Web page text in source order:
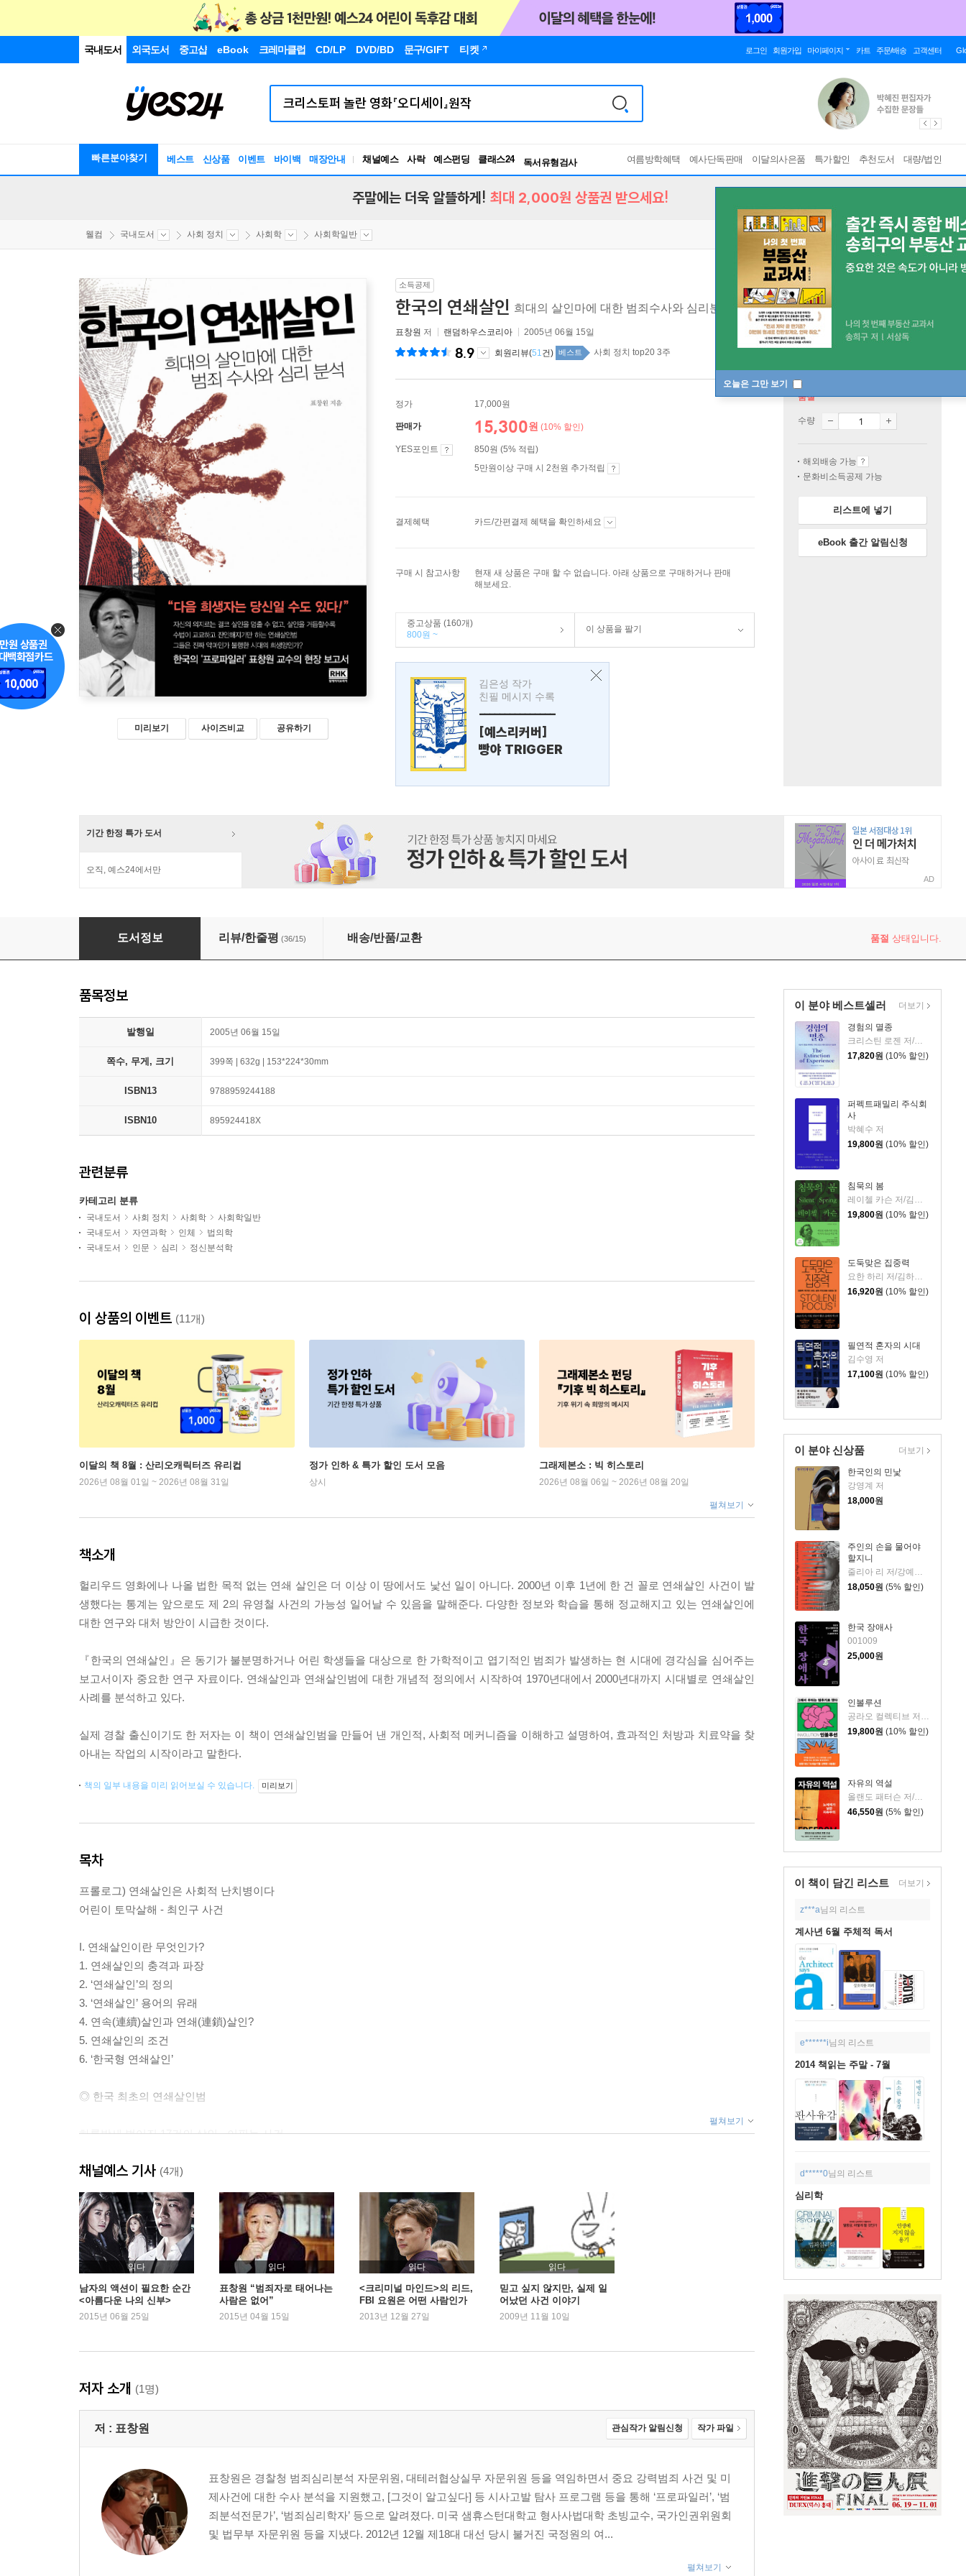
국내도서 외국도서 중고샵 eBook 크레마클럽 CD/LP DVD/BD 문구/GIFT 티켓 로그인 회원가입 마이페이지 카트 주문/배송 고객센터
빠른분야찾기 베스트 신상품 이벤트 바이백 매장안내 채널예스 사락 예스펀딩 클래스24
독서유형검사
RBTI Lab
여름방학혜택 예사단독판매 이달의사은품 특가할인 추천도서 대량/법인
오늘은 그만 보기
주말에는 더욱 알뜰하게! 최대 2,000원 상품권 받으세요!
웰컴 국내도서 사회 정치 사회학 사회학일반
미리보기 사이즈비교 공유하기
소득공제
한국의 연쇄살인 희대의 살인마에 대한 범죄수사와 심리분석
표창원 저 랜덤하우스코리아 2005년 06월 15일
8.9 회원리뷰(51건) 베스트 사회 정치 top20 3주
정가 17,000원
판매가 15,300원 (10% 할인)
YES포인트
850원 (5% 적립)
5만원이상 구매 시 2천원 추가적립
결제혜택 카드/간편결제 혜택을 확인하세요
구매 시 참고사항
현재 새 상품은 구매 할 수 없습니다. 아래 상품으로 구매하거나 판매
해보세요.
중고상품 (160개)
800원 ~
이 상품을 팔기
김은성 작가
친필 메시지 수록
---------------
[예스리커버]
빵야 TRIGGER
품절
수량
해외배송 가능
문화비소득공제 가능
리스트에 넣기
eBook 출간 알림신청
기간 한정 특가 도서
오직, 예스24에서만
AD
한국의 연쇄살인
도서정보 리뷰/한줄평 (36/15) 배송/반품/교환 품절 상태입니다.
이 분야 베스트셀러
경험의 멸종
크리스틴 로젠 저/이영래 역
17,820원 (10% 할인)
퍼펙트패밀리 주식회
사
박혜수 저
19,800원 (10% 할인)
침묵의 봄
레이첼 카슨 저/김은령 역/홍욱희 감수
19,800원 (10% 할인)
도둑맞은 집중력
요한 하리 저/김하현 역
16,920원 (10% 할인)
필연적 혼자의 시대
김수영 저
17,100원 (10% 할인)
더보기
이 분야 신상품
한국인의 민낯
강영계 저
18,000원
주인의 손을 물어야
할지니
18,050원 (5% 할인)
한국 장애사
001009
25,000원
인볼루션
19,800원 (10% 할인)
자유의 역설
올랜도 패터슨 저/김혁 역
46,550원 (5% 할인)
더보기
이 책이 담긴 리스트 더보기
z***a님의 리스트
계사년 6월 주체적 독서
e******i님의 리스트
2014 책읽는 주말 - 7월
d*****0님의 리스트
심리학
품목정보
발행일 2005년 06월 15일
쪽수, 무게, 크기 399쪽 | 632g | 153*224*30mm
ISBN13 9788959244188
ISBN10 895924418X
관련분류
카테고리 분류
국내도서 사회 정치 사회학
사회학일반
국내도서
자연과학 인체
법의학
국내도서
인문 심리 정신분석학
이 상품의 이벤트 (11개)
이달의 책 8월 : 산리오캐릭터즈 유리컵
2026년 08월 01일 ~ 2026년 08월 31일
정가 인하 & 특가 할인 도서 모음
상시
그래제본소 : 빅 히스토리
2026년 08월 06일 ~ 2026년 08월 20일
펼쳐보기
책소개
헐리우드 영화에나 나올 법한 목적 없는 연쇄 살인은 더 이상 이 땅에서도 낯선 일이 아니다. 2000년 이후 1년에 한 건 꼴로 연쇄살인 사건이 발
생했다는 통계는 앞으로도 제 2의 유영철 사건의 가능성 일어날 수 있음을 말해준다. 다양한 정보와 학습을 통해 정교해지고 있는 연쇄살인에
대한 연구와 대처 방안이 시급한 것이다.
『한국의 연쇄살인』은 동기가 불분명하거나 어린 학생들을 대상으로 한 가학적이고 엽기적인 범죄가 발생하는 현 시대에 경각심을 심어주는
보고서이자 중요한 연구 자료이다. 연쇄살인과 연쇄살인범에 대한 개념적 정의에서 시작하여 1970년대에서 2000년대까지 시대별로 연쇄살인
사례를 분석하고 있다.
실제 경찰 출신이기도 한 저자는 이 책이 연쇄살인범을 만들어 낸 개인적, 사회적 메커니즘을 이해하고 설명하여, 효과적인 처방과 치료약을 찾
아내는 작업의 시작이라고 말한다.
책의 일부 내용을 미리 읽어보실 수 있습니다. 미리보기
목차
프롤로그) 연쇄살인은 사회적 난치병이다
어린이 토막살해 - 최인구 사건
I. 연쇄살인이란 무엇인가?
1. 연쇄살인의 충격과 파장
2. ‘연쇄살인’의 정의
3. ‘연쇄살인’ 용어의 유래
4. 연속(連續)살인과 연쇄(連鎖)살인?
5. 연쇄살인의 조건
6. ‘한국형 연쇄살인’
◎ 한국 최초의 연쇄살인범
하룻밤새 벌어진 17건의 살인 - 이판능 사건
II. 연쇄살인범은 누구인가?
왜 연쇄살인범이 되는가?
1. 선천적(先天的)인 요인
2. 어린 시절의 학대 등 충격적 경험
3. 사회적 스트레스
4. 촉발요인(triggering event)
5. 자유의지에 의한 선택
◎ 연쇄살인범의 프로필(profile)
사체에 남겨진 낙서 - 부산 어린이 연쇄살인 추정 사건
IV. 1980년대의 연쇄살인
거리의 도살자 - 심영구 사건
끝나지 않은 악몽 - 화성연쇄살인사건
IV. 1990년대의 연쇄살인
인면수심의 범행 - 조경수/김태화 룸살롱 살인사건
펼쳐보기
채널예스 기사 (4개)
읽다
남자의 액션이 필요한 순간
<아름다운 나의 신부>
2015년 06월 25일
읽다
표창원 “범죄자로 태어나는
사람은 없어”
2015년 04월 15일
읽다
<크리미널 마인드>의 리드,
FBI 요원은 어떤 사람인가
2013년 12월 27일
읽다
믿고 싶지 않지만, 실제 일
어났던 사건 이야기
2009년 11월 10일
저자 소개 (1명)
저 : 표창원 관심작가 알림신청 작가 파일
표창원은 경찰청 범죄심리분석 자문위원, 대테러협상실무 자문위원 등을 역임하면서 중요 강력범죄 사건 및 미
제사건에 대한 수사 분석을 지원했고, [그것이 알고싶다] 등 시사고발 탐사 프로그램 등을 통해 ‘프로파일러’, ‘범
죄분석전문가’, ‘범죄심리학자’ 등으로 알려졌다. 미국 샘휴스턴대학교 형사사법대학 초빙교수, 국가인권위원회
및 법무부 자문위원 등을 지냈다. 2012년 12월 제18대 대선 당시 불거진 국정원의 여...
펼쳐보기